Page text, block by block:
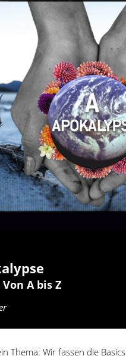
A bis Z
Thema: Wir fassen die